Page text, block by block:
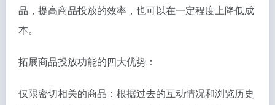
品，提高商品投放的效率，也可以在一定程度上降低成
本。
拓展商品投放功能的四大优势：
仅限密切相关的商品：根据过去的互动情况和浏览历史